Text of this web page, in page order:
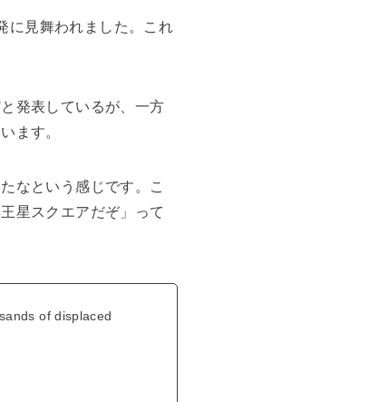
に見舞われました。これ
発表しているが、一方
ます。
なという感じです。こ
星スクエアだぞ」って
of displaced